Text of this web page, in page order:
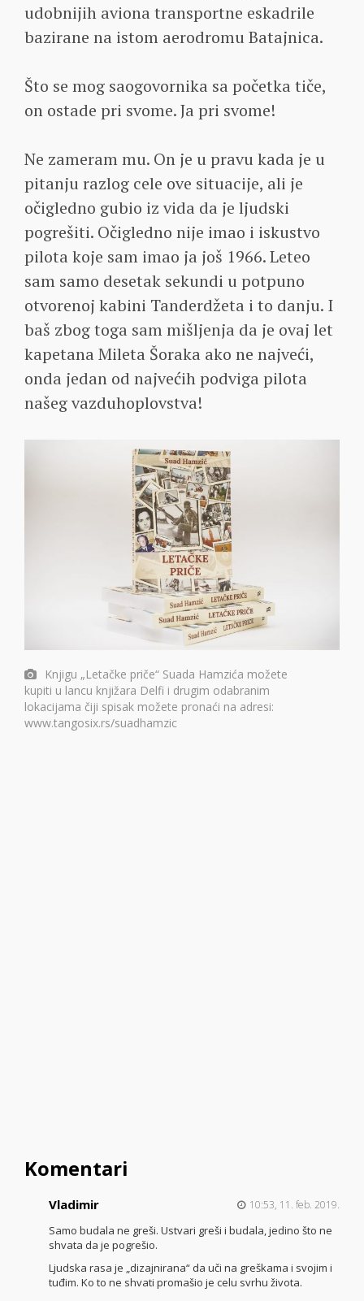
udobnijih aviona transportne eskadrile
bazirane na istom aerodromu Batajnica.
Što se mog saogovornika sa početka tiče,
on ostade pri svome. Ja pri svome!
Ne zameram mu. On je u pravu kada je u
pitanju razlog cele ove situacije, ali je
očigledno gubio iz vida da je ljudski
pogrešiti. Očigledno nije imao i iskustvo
pilota koje sam imao ja još 1966. Leteo
sam samo desetak sekundi u potpuno
otvorenoj kabini Tanderdžeta i to danju. I
baš zbog toga sam mišljenja da je ovaj let
kapetana Mileta Šoraka ako ne najveći,
onda jedan od najvećih podviga pilota
našeg vazduhoplovstva!
Knjigu „Letačke priče“ Suada Hamzića možete
kupiti u lancu knjižara Delfi i drugim odabranim
lokacijama čiji spisak možete pronaći na adresi:
www.tangosix.rs/suadhamzic
Komentari
Vladimir 10:53, 11. feb. 2019.
Samo budala ne greši. Ustvari greši i budala, jedino što ne
shvata da je pogrešio.
Ljudska rasa je „dizajnirana“ da uči na greškama i svojim i
tuđim. Ko to ne shvati promašio je celu svrhu života.